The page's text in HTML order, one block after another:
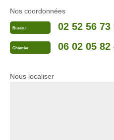
Nos coordonnées
Bureau 02 52 56 73
Chantier 06 02 05 82
Nous localiser